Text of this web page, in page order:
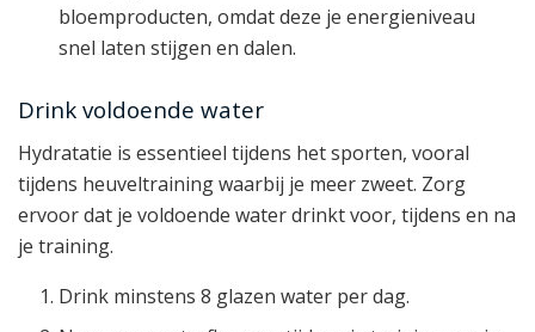
bloemproducten, omdat deze je energieniveau
snel laten stijgen en dalen.
Drink voldoende water
Hydratatie is essentieel tijdens het sporten, vooral
tijdens heuveltraining waarbij je meer zweet. Zorg
ervoor dat je voldoende water drinkt voor, tijdens en na
je training.
Drink minstens 8 glazen water per dag.